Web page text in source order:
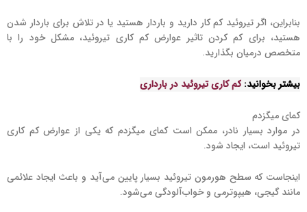
بنابراین، اگر تیروئید کم کار دارید و باردار هستید یا در تلاش برای باردار شدن
هستید، برای کم کردن تاثیر عوارض کم کاری تیروئید، مشکل خود را با
متخصص درمیان بگذارید.
بیشتر بخوانید: کم کاری تیروئید در بارداری
کمای میگزدم
در موارد بسیار نادر، ممکن است کمای میگزدم که یکی از عوارض کم کاری
تیروئید است، ایجاد شود.
اینجاست که سطح هورمون تیروئید بسیار پایین می‌آید و باعث ایجاد علائمی
مانند گیجی، هیپوترمی و خواب‌آلودگی می‌شود.